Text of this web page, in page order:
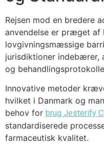
Rejsen mod en bredere
anvendelse er præget af
lovgivningsmæssige
jurisdiktioner indebærer,
og
Innovative metoder
hvilket i Danmark og
behov for brug Jesterify
standardiserede
farmaceutisk kvalitet.